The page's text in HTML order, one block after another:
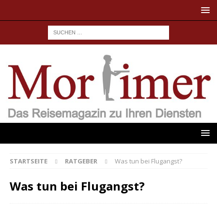
STARTSEITE RATGEBER Was tun bei Flugangst?
Was tun bei Flugangst?